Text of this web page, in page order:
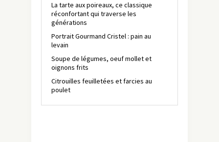
La tarte aux poireaux, ce classique
réconfortant qui traverse les
générations
Portrait Gourmand Cristel : pain au
levain
Soupe de légumes, oeuf mollet et
oignons frits
Citrouilles feuilletées et farcies au
poulet